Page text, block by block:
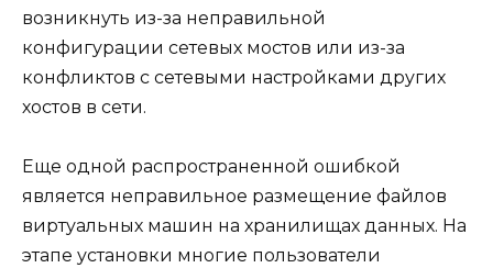
возникнуть из-за неправильной
конфигурации сетевых мостов или из-за
конфликтов с сетевыми настройками других
хостов в сети.
Еще одной распространенной ошибкой
является неправильное размещение файлов
виртуальных машин на хранилищах данных. На
этапе установки многие пользователи